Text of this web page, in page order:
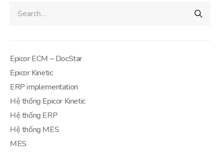
Epicor ECM – DocStar
Epicor Kinetic
ERP implementation
Hệ thống Epicor Kinetic
Hệ thống ERP
Hệ thống MES
MES